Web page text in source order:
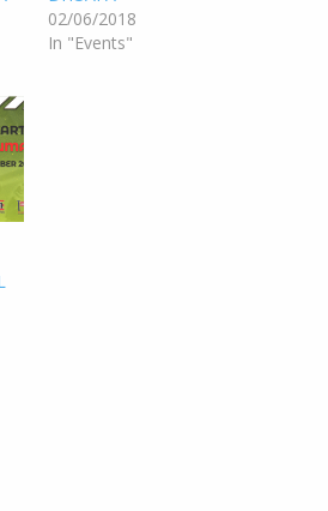
02/06/2018
In "Events"